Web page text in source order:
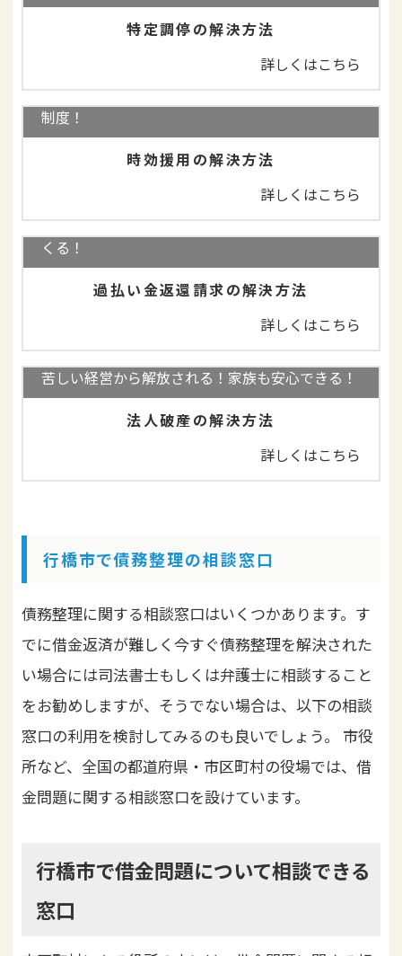
特定調停の解決方法
詳しくはこちら
借金を返済しなくてよいことがある！消滅時効の
制度！
時効援用の解決方法
詳しくはこちら
完済していても大丈夫！払いすぎた利息が返って
くる！
過払い金返還請求の解決方法
詳しくはこちら
苦しい経営から解放される！家族も安心できる！
法人破産の解決方法
詳しくはこちら
行橋市で債務整理の相談窓口
債務整理に関する相談窓口はいくつかあります。す
でに借金返済が難しく今すぐ債務整理を解決された
い場合には司法書士もしくは弁護士に相談すること
をお勧めしますが、そうでない場合は、以下の相談
窓口の利用を検討してみるのも良いでしょう。
市役
所など、全国の都道府県・市区町村の役場では、借
金問題に関する相談窓口を設けています。
行橋市で借金問題について相談できる
窓口